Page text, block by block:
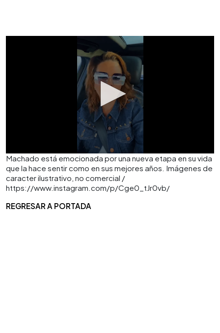
Machado está emocionada por una nueva etapa en su vida
que la hace sentir como en sus mejores años. Imágenes de
caracter ilustrativo, no comercial /
https://www.instagram.com/p/Cge0_tJr0vb/
REGRESAR A PORTADA